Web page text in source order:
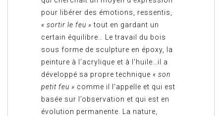
pour libérer des émotions, ressentis,
« sortir le feu » tout en gardant un
certain équilibre… Le travail du bois
sous forme de sculpture en époxy, la
peinture à l’acrylique et à l’huile…il a
développé sa propre technique « son
petit feu » comme il l’appelle et qui est
basée sur l’observation et qui est en
évolution permanente. La nature,